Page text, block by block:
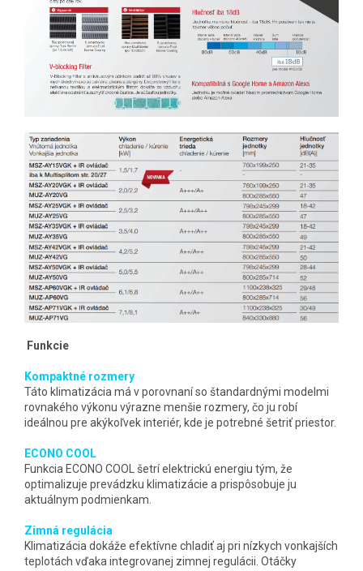
Funkcie
Kompaktné rozmery
Táto klimatizácia má v porovnaní so štandardnými modelmi
rovnakého výkonu výrazne menšie rozmery, čo ju robí
ideálnou pre akýkoľvek interiér, kde je potrebné šetriť priestor.
ECONO COOL
Funkcia ECONO COOL šetrí elektrickú energiu tým, že
optimalizuje prevádzku klimatizácie a prispôsobuje ju
aktuálnym podmienkam.
Zimná regulácia
Klimatizácia dokáže efektívne chladiť aj pri nízkych vonkajších
teplotách vďaka integrovanej zimnej regulácii. Otáčky